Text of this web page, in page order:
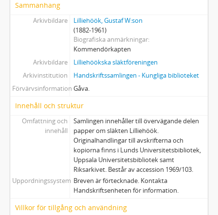
Sammanhang
Arkivbildare
Lilliehöök, Gustaf W:son
(1882-1961)
Biografiska anmärkningar
Kommendörkapten
Arkivbildare
Lilliehöökska släktföreningen
Arkivinstitution
Handskriftssamlingen - Kungliga biblioteket
Förvärvsinformation Gåva.
Innehåll och struktur
Omfattning och
innehåll
Samlingen innehåller till övervägande delen
papper om släkten Lilliehöök.
Originalhandlingar till avskrifterna och
kopiorna finns i Lunds Universitetsbibliotek,
Uppsala Universitetsbibliotek samt
Riksarkivet. Består av accession 1969/103.
Uppordningssystem Breven är förtecknade. Kontakta
Handskriftsenheten för information.
Villkor för tillgång och användning